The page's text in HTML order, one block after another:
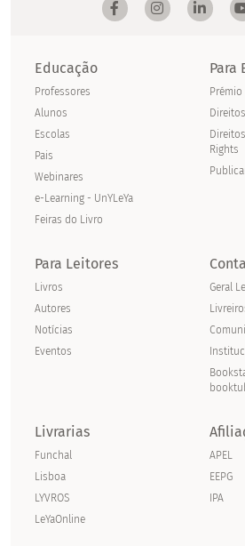
Educação
Professores
Alunos
Escolas
Pais
Webinares
e-Learning - UnYLeYa
Feiras do Livro
Para
Prémio
Rights
Para Leitores
Livros
Autores
Notícias
Eventos
Geral
Livrarias
Funchal
Lisboa
LYVROS
LeYaOnline
APEL
EEPG
IPA